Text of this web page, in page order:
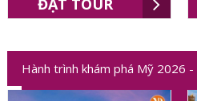
ĐẶT TOUR
Hành trình khám phá Mỹ 2026